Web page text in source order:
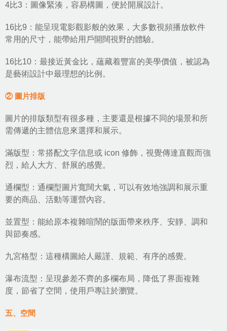
4比3：圖像緊湊，容易構圖，便於開展設計。
16比9：能呈現電影觀影般的效果，大多數視頻播放軟件
常用的尺寸，能帶給用戶開闊視野的體驗。
16比10：最接近黃金比，蘊藏着豐富的美學價值，被認為
是藝術設計中最理想的比例。
② 圖片排版
圖片的排版類型有很多種，主要還是根據不同的場景和所
需傳遞的主體信息來選擇和展示。
滿版型：常搭配文字信息或 icon 修飾，視覺傳達直觀而強
烈，給人大方、舒展的感覺。
通欄型：通欄型圖片寬闊大氣，可以有效地強調和展示重
要的商品、活動等運營內容。
並置型：能給原本複雜喧鬧的版面帶來秩序、安靜、調和
與節奏感。
九宮格型：這種構圖給人嚴謹、規範、有序的感覺。
瀑布流型：呈現參差不齊的多欄布局，降低了界面複雜
度，節省了空間，使用戶專註於瀏覽。
五、空間